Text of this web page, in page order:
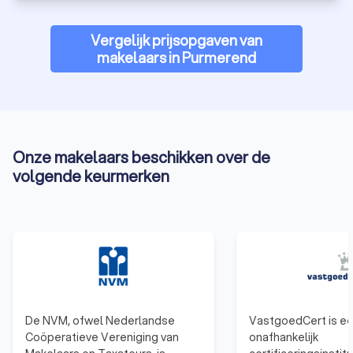
gemakkelijk 4,816 reviews van eerdere klanten lezen die we
kun je naar de Trustoo Scores kijken van de verschillende
makelaarskantoren in Purmerend. Ook is het belangrijk om te
kijken naar de kosten van de verschillende makelaars uit
uitgedrukt als een percentage van de verkoopprijs van een
huis. De hoogte van de courtage kan variëren afhankelijk van
de makelaar en de geleverde diensten. Het is altijd raadzaam
verrassingen te voorkomen.
Vergelijk prijsopgaven van
makelaars in Purmerend
Onze makelaars beschikken over de
volgende keurmerken
De NVM, ofwel Nederlandse
Coöperatieve Vereniging van
VastgoedCert is
onafhankelijk